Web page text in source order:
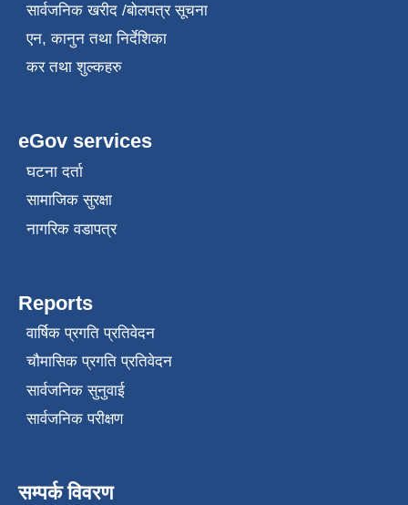
सार्वजनिक खरीद /बोलपत्र सूचना
एन, कानुन तथा निर्देशिका
कर तथा शुल्कहरु
eGov services
घटना दर्ता
सामाजिक सुरक्षा
नागरिक वडापत्र
Reports
वार्षिक प्रगति प्रतिवेदन
चौमासिक प्रगति प्रतिवेदन
सार्वजनिक सुनुवाई
सार्वजनिक परीक्षण
सम्पर्क विवरण